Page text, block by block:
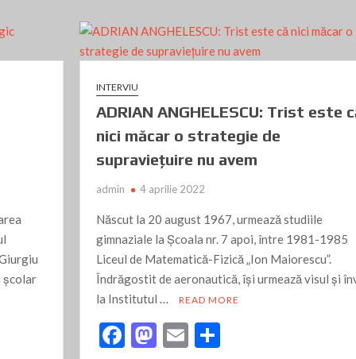
Apa Service Giurgiu curățarea bazinelor
în Gara Giurgiu Oraș
în “optimile” Euro 2024
AL JUDEȚULUI”
CE SPECTACOL, CE ACTORI, CE REGIZOR!!
De ce nu am avea nevoie de AURORA MALL ?
și noi suntem „de-ai lui”!
memorie (III)
Străluciri vegetale
în Cartea Recordurilor Guinness
ÎN EPISCOPIA GIURGIULUI
giurgiuveni cu vânzarea de carte?
oficialităților
k
şcolar
INTERVIU
ADRIAN ANGHELESCU: Trist este
nici măcar o strategie de
supravieţuire nu avem
admin 4 aprilie 2022
Născut la 20 august 1967, urmează studiile
gimnaziale la Şcoala nr. 7 apoi, între 1981-1985
Liceul de Matematică-Fizică „Ion Maiorescu”.
Îndrăgostit de aeronautică, îşi urmează visul şi
la Institutul …
READ MORE
F M E P